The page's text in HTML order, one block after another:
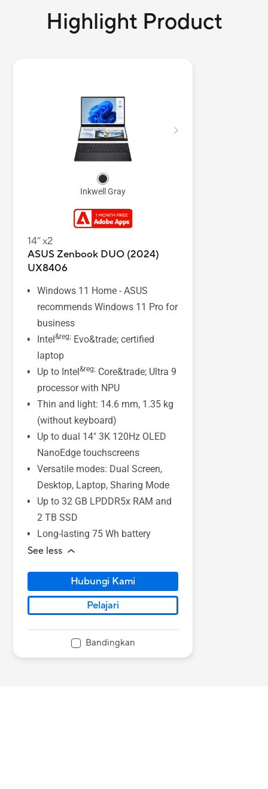
Highlight Product
Inkwell Gray
14” x2
ASUS Zenbook DUO (2024)
UX8406
Windows 11 Home - ASUS
recommends Windows 11 Pro for
business
Intel &reg; Evo&trade; certified
laptop
Up to Intel &reg; Core&trade; Ultra 9
processor with NPU
Thin and light: 14.6 mm, 1.35 kg
(without keyboard)
Up to dual 14" 3K 120Hz OLED
NanoEdge touchscreens
Versatile modes: Dual Screen,
Desktop, Laptop, Sharing Mode
Up to 32 GB LPDDR5x RAM and
2 TB SSD
Long-lasting 75 Wh battery
See less
Hubungi Kami
Pelajari
Bandingkan